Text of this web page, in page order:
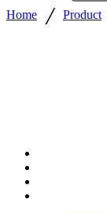
Home / Product